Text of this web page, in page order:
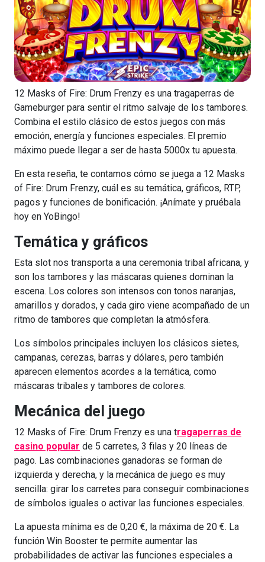
12 Masks of Fire: Drum Frenzy es una tragaperras de
Gameburger para sentir el ritmo salvaje de los tambores.
Combina el estilo clásico de estos juegos con más
emoción, energía y funciones especiales. El premio
máximo puede llegar a ser de hasta 5000x tu apuesta.
En esta reseña, te contamos cómo se juega a 12 Masks
of Fire: Drum Frenzy, cuál es su temática, gráficos, RTP,
pagos y funciones de bonificación. ¡Anímate y pruébala
hoy en YoBingo!
Temática y gráficos
Esta slot nos transporta a una ceremonia tribal africana, y
son los tambores y las máscaras quienes dominan la
escena. Los colores son intensos con tonos naranjas,
amarillos y dorados, y cada giro viene acompañado de un
ritmo de tambores que completan la atmósfera.
Los símbolos principales incluyen los clásicos sietes,
campanas, cerezas, barras y dólares, pero también
aparecen elementos acordes a la temática, como
máscaras tribales y tambores de colores.
Mecánica del juego
12 Masks of Fire: Drum Frenzy es una tragaperras de
casino popular de 5 carretes, 3 filas y 20 líneas de
pago. Las combinaciones ganadoras se forman de
izquierda y derecha, y la mecánica de juego es muy
sencilla: girar los carretes para conseguir combinaciones
de símbolos iguales o activar las funciones especiales.
La apuesta mínima es de 0,20 €, la máxima de 20 €. La
función Win Booster te permite aumentar las
probabilidades de activar las funciones especiales a